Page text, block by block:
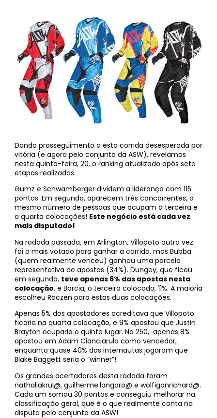
Dando prosseguimento a esta corrida desesperada por
vitória (e agora pelo conjunto da ASW), revelamos
nesta quinta-feira, 20, o ranking atualizado após sete
etapas realizadas.
Gumz e Schwamberger dividem a liderança com 115
pontos. Em segundo, aparecem três concorrentes, o
mesmo número de pessoas que ocupam a terceira e
a quarta colocações! Este negócio está cada vez
mais disputado!
Na rodada passada, em Arlington, Villopoto outra vez
foi o mais votado para ganhar a corrida, mas Bubba
(quem realmente venceu) ganhou uma parcela
representativa de apostas (34%). Dungey, que ficou
em segundo, teve apenas 6% das apostas nesta
colocação, e Barcia, o terceiro colocado, 11%. A maioria
escolheu Roczen para estas duas colocações.
Apenas 5% dos apostadores acreditava que Villopoto
ficaria na quarta colocação, e 9% apostou que Justin
Brayton ocuparia o quinto lugar. Na 250, apenas 8%
apostou em Adam Cianciarulo como vencedor,
enquanto quase 40% dos internautas jogaram que
Blake Baggett seria o “winner”!
Os grandes acertadores desta rodada foram
nathaliakrul@, guilherme.langaro@ e wolfiganrichard@.
Cada um somou 30 pontos e conseguiu melhorar na
classificação geral, que é o que realmente conta na
disputa pelo conjunto da ASW!